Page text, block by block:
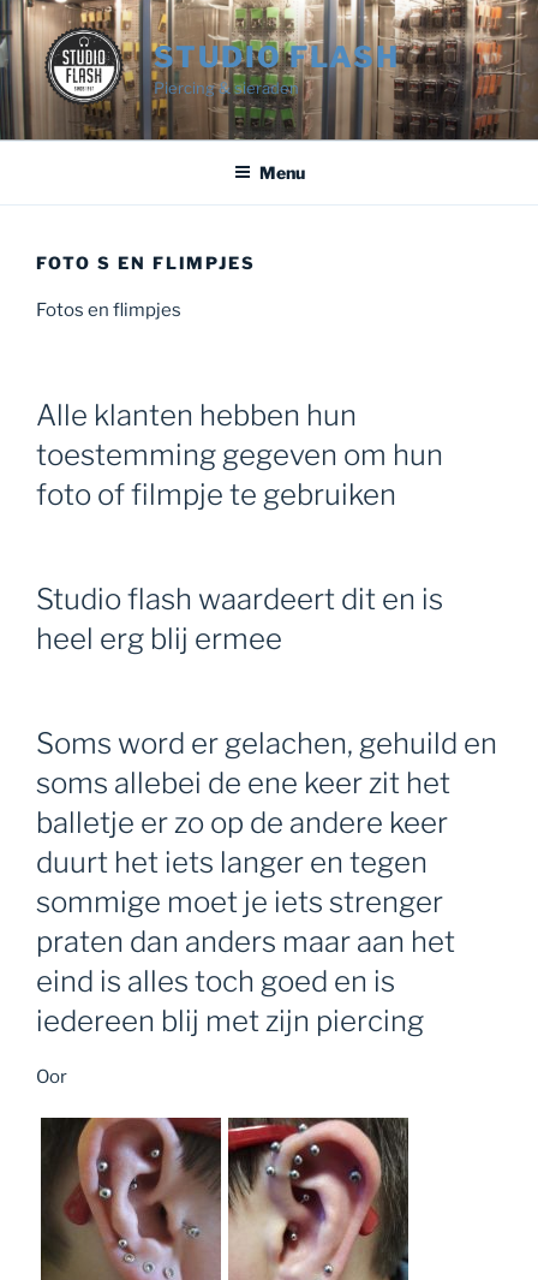
Ga
naar
de
inhoud
STUDIO FLASH
Piercing & sieraden
Menu
FOTO S EN FLIMPJES
Fotos en flimpjes
Alle klanten hebben hun
toestemming gegeven om hun
foto of filmpje te gebruiken
Studio flash waardeert dit en is
heel erg blij ermee
Soms word er gelachen, gehuild en
soms allebei de ene keer zit het
balletje er zo op de andere keer
duurt het iets langer en tegen
sommige moet je iets strenger
praten dan anders maar aan het
eind is alles toch goed en is
iedereen blij met zijn piercing
Oor